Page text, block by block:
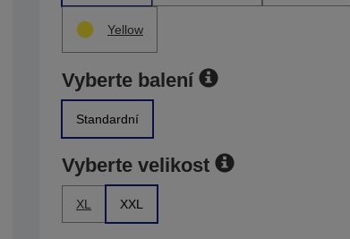
Yellow
Vyberte balení
Standardní
Vyberte velikost
XL XXL